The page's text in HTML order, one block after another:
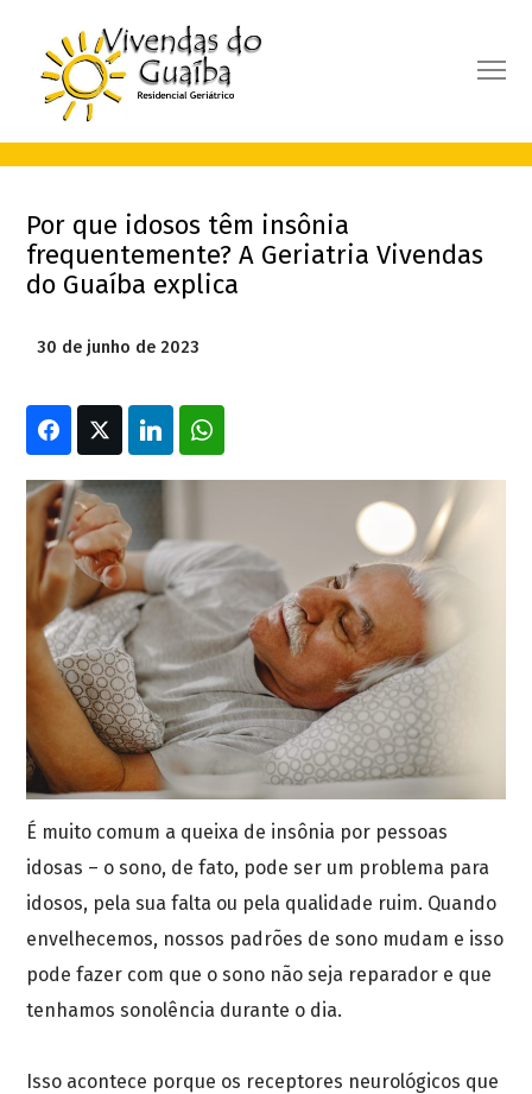
Por que idosos têm insônia
frequentemente? A Geriatria Vivendas
do Guaíba explica
30 de junho de 2023
É muito comum a queixa de insônia por pessoas
idosas – o sono, de fato, pode ser um problema para
idosos, pela sua falta ou pela qualidade ruim. Quando
envelhecemos, nossos padrões de sono mudam e isso
pode fazer com que o sono não seja reparador e que
tenhamos sonolência durante o dia.
Isso acontece porque os receptores neurológicos que